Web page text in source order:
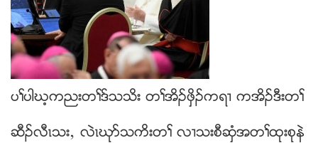
ပႈပါဃ့ကညးတႈဒ္သသိး တႈအိဥဖွိဥကရ႕ ကအိဥဒီးတႈ
ဆီဥလီၚသးယ လဲၚဃုဏသကိးတႈ လ႕သးစီဆွံအတႈထုးစုနဲ